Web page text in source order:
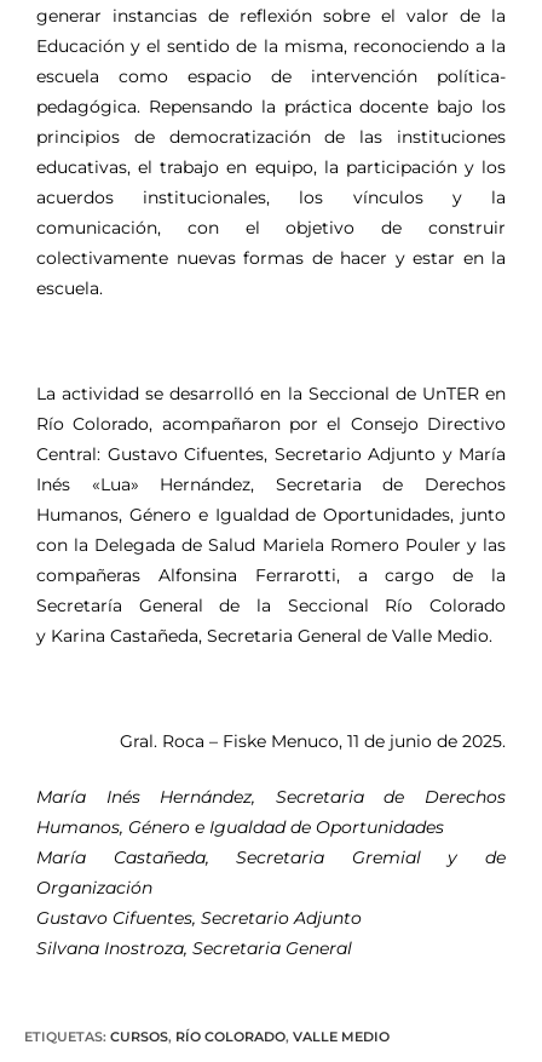
generar instancias de reflexión sobre el valor de la
Educación y el sentido de la misma, reconociendo a la
escuela como espacio de intervención política-
pedagógica. Repensando la práctica docente bajo los
principios de democratización de las instituciones
educativas, el trabajo en equipo, la participación y los
acuerdos institucionales, los vínculos y la
comunicación, con el objetivo de construir
colectivamente nuevas formas de hacer y estar en la
escuela.
La actividad se desarrolló en la Seccional de UnTER en
Río Colorado, acompañaron por el Consejo Directivo
Central: Gustavo Cifuentes, Secretario Adjunto y María
Inés «Lua» Hernández, Secretaria de Derechos
Humanos, Género e Igualdad de Oportunidades, junto
con la Delegada de Salud Mariela Romero Pouler y las
compañeras Alfonsina Ferrarotti, a cargo de la
Secretaría General de la Seccional Río Colorado
y Karina Castañeda, Secretaria General de Valle Medio.
Gral. Roca – Fiske Menuco, 11 de junio de 2025.
María Inés Hernández, Secretaria de Derechos
Humanos, Género e Igualdad de Oportunidades
María Castañeda, Secretaria Gremial y de
Organización
Gustavo Cifuentes, Secretario Adjunto
Silvana Inostroza, Secretaria General
ETIQUETAS: CURSOS, RÍO COLORADO, VALLE MEDIO